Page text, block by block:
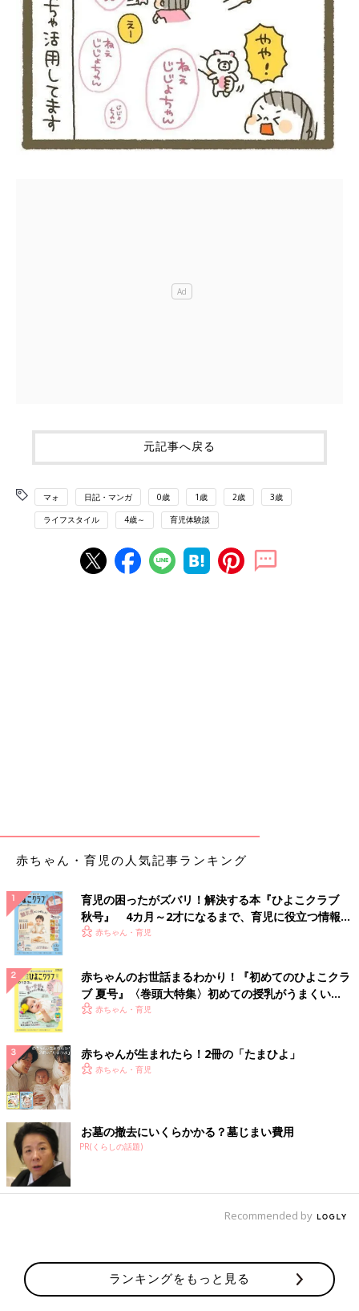
元記事へ戻る
マォ 日記・マンガ 0歳 1歳 2歳 3歳
ライフスタイル 4歳～ 育児体験談
赤ちゃん・育児の人気記事ランキング
育児の困ったがズバリ！解決する本『ひよこクラブ
秋号』 4カ月～2才になるまで、育児に役立つ情報が
いっぱい！
赤ちゃん・育児
赤ちゃんのお世話まるわかり！『初めてのひよこクラ
ブ 夏号』〈巻頭大特集〉初めての授乳がうまくい
く！ おっぱい・ミルクの基本と夏のトラブル 解決テ
赤ちゃん・育児
赤ちゃんが生まれたら！2冊の「たまひよ」
赤ちゃん・育児
お墓の撤去にいくらかかる？墓じまい費用
PR(くらしの話題)
Recommended by
ランキングをもっと見る